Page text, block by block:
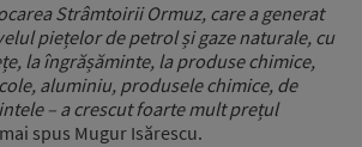
Strâmtoirii Ormuz, care a generat
piețelor de petrol și gaze naturale, cu
la îngrășăminte, la produse chimice,
aluminiu, produsele chimice, de
– a crescut foarte mult prețul
spus Mugur Isărescu.